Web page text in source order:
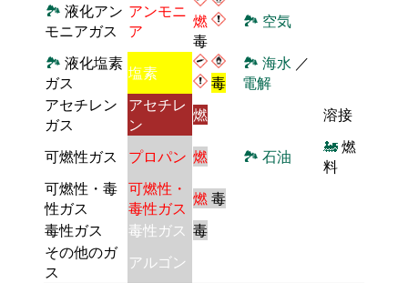
🏞 液化アン
モニアガス
アンモニ
ア
燃
毒
🏞 空気
🏞 液化塩素
ガス
塩素 毒
🏞 海水 ／
電解
アセチレン
ガス
アセチレ
ン
燃 溶接
可燃性ガス プロパン 燃 🏞 石油 🚂燃
料
可燃性・毒
性ガス
可燃性・
毒性ガス 燃毒
毒性ガス
毒性ガス 毒
その他のガ
ス
アルゴン